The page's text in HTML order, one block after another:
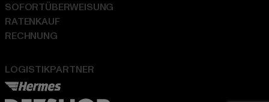
LOGISTIKPARTNER
SOFORTÜBERWEISUNG
RATENKAUF
RECHNUNG